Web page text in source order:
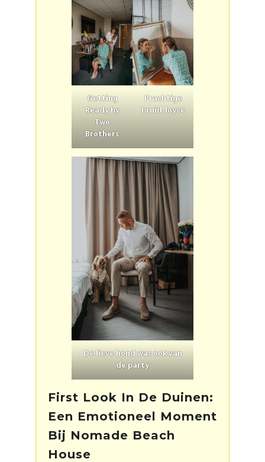
Getting
Ready by
Two
Brothers
Prachtige
bruid Joyce
De lieve hond was ook van
de party
First Look In De Duinen:
Een Emotioneel Moment
Bij Nomade Beach
House